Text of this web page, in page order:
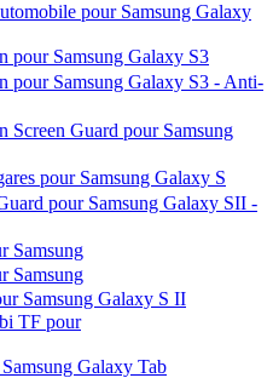
pour Samsung Galaxy
pour Samsung Galaxy S3
pour Samsung Galaxy S3 - Anti-
Screen Guard pour Samsung
pour Samsung Galaxy S
pour Samsung Galaxy SII -
Samsung
Samsung
Samsung Galaxy S II
TF pour
Galaxy Tab